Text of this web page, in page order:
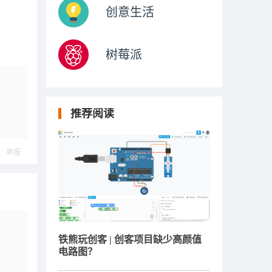
举报
创意生活
树莓派
推荐阅读
铁熊玩创客 | 创客项目缺少高颜值
电路图？